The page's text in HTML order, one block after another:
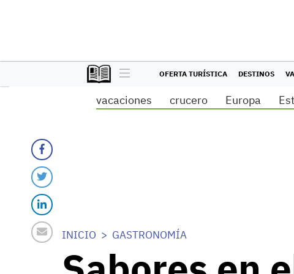
OFERTA TURÍSTICA DESTINOS
vacaciones crucero Europa
INICIO GASTRONOMÍA